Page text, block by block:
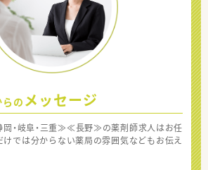
の メッセージ
岡・岐阜・三重≫≪長野≫の薬剤師求人はお任
けでは分からない薬局の雰囲気などもお伝え